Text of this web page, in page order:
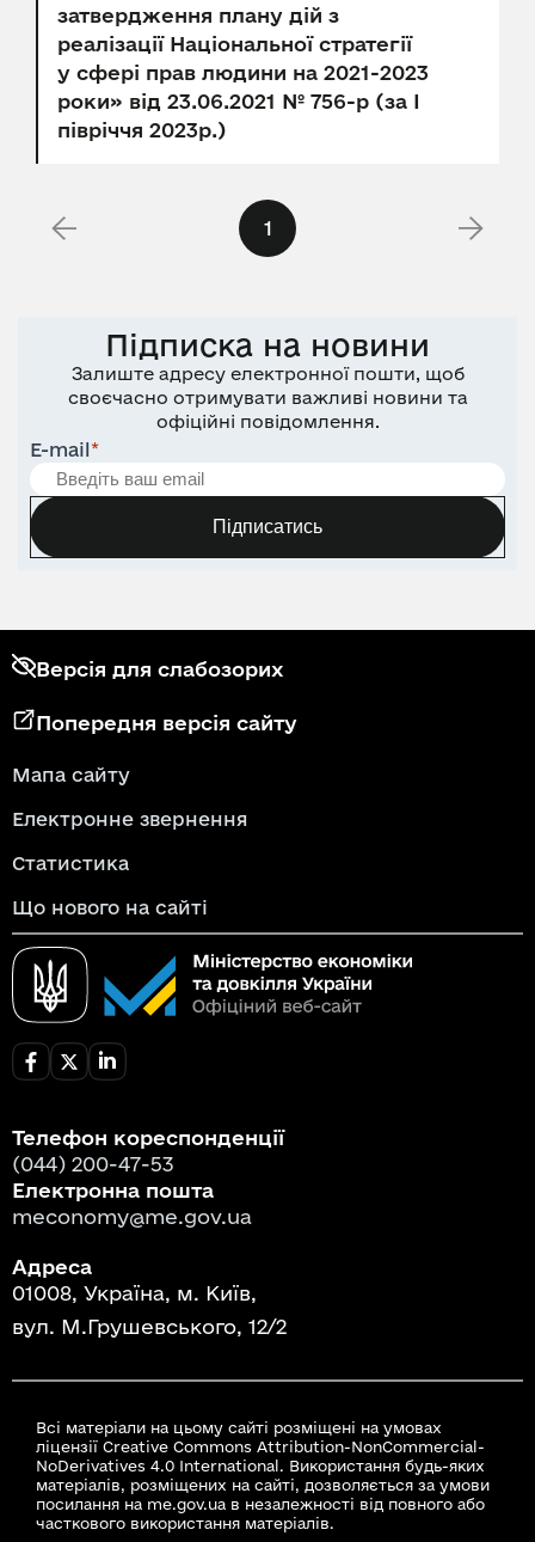
затвердження плану дій з
реалізації Національної стратегії
у сфері прав людини на 2021-2023
роки» від 23.06.2021 № 756-р (за І
півріччя 2023р.)
1
Підписка на новини
Залиште адресу електронної пошти, щоб
своєчасно отримувати важливі новини та
офіційні повідомлення.
E-mail*
Підписатись
Версія для слабозорих
Попередня версія сайту
Мапа сайту
Електронне звернення
Статистика
Що нового на сайті
Телефон кореспонденції
(044) 200-47-53
Електронна пошта
meconomy@me.gov.ua
Адреса
01008, Україна, м. Київ,
вул. М.Грушевського, 12/2
Всі матеріали на цьому сайті розміщені на умовах
ліцензії Creative Commons Attribution-NonCommercial-
NoDerivatives 4.0 International. Використання будь-яких
матеріалів, розміщених на сайті, дозволяється за умови
посилання на me.gov.ua в незалежності від повного або
часткового використання матеріалів.